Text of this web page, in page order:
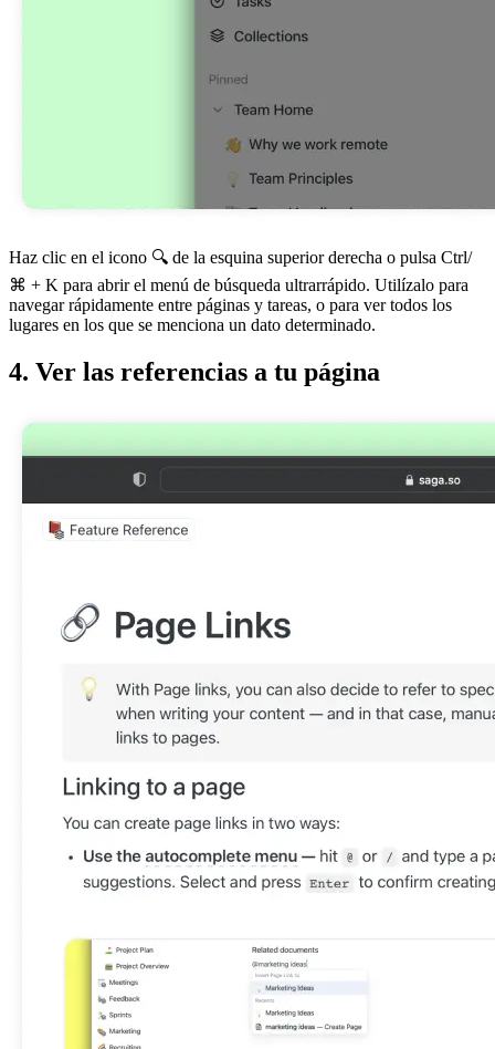
Haz clic en el icono 🔍 de la esquina superior derecha o pulsa Ctrl/
⌘ + K para abrir el menú de búsqueda ultrarrápido. Utilízalo para
navegar rápidamente entre páginas y tareas, o para ver todos los
lugares en los que se menciona un dato determinado.
4. Ver las referencias a tu página